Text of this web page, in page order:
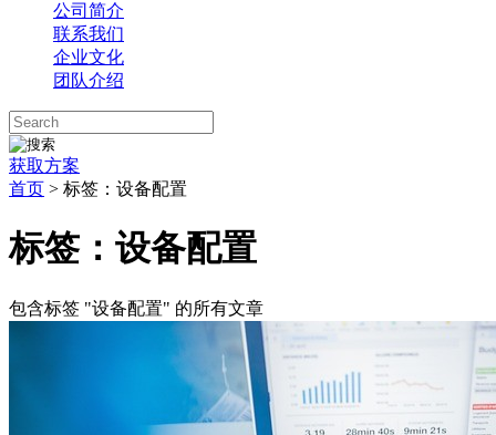
公司简介
联系我们
企业文化
团队介绍
获取方案
首页 > 标签：设备配置
标签：设备配置
包含标签 "设备配置" 的所有文章